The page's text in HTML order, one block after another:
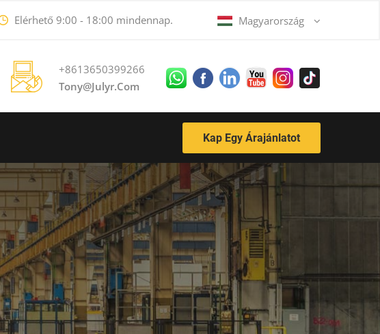
Elérhető 9:00 - 18:00 mindennap. Magyarország
+8613650399266
Tony@julyr.com
Kap Egy Árajánlatot